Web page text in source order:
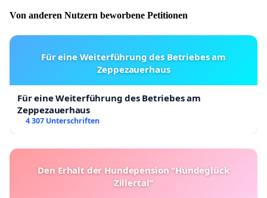
Von anderen Nutzern beworbene Petitionen
Für eine Weiterführung des Betriebes am
Zeppezauerhaus
Für eine Weiterführung des Betriebes am
Zeppezauerhaus
4 307 Unterschriften
Den Erhalt der Hundepension "Hundeglück
Zillertal"